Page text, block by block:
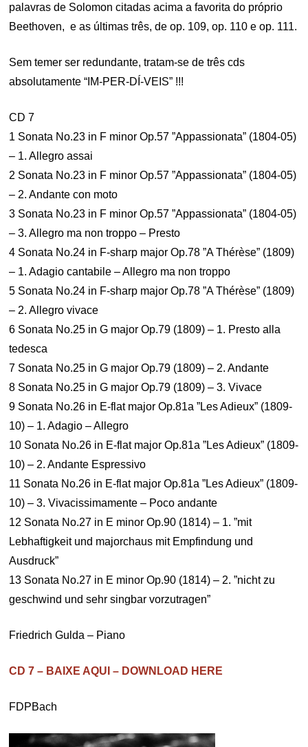
palavras de Solomon citadas acima a favorita do próprio
Beethoven, e as últimas três, de op. 109, op. 110 e op. 111.
Sem temer ser redundante, tratam-se de três cds
absolutamente “IM-PER-DÍ-VEIS” !!!
CD 7
1 Sonata No.23 in F minor Op.57 ”Appassionata” (1804-05)
– 1. Allegro assai
2 Sonata No.23 in F minor Op.57 ”Appassionata” (1804-05)
– 2. Andante con moto
3 Sonata No.23 in F minor Op.57 ”Appassionata” (1804-05)
– 3. Allegro ma non troppo – Presto
4 Sonata No.24 in F-sharp major Op.78 ”A Thérèse” (1809)
– 1. Adagio cantabile – Allegro ma non troppo
5 Sonata No.24 in F-sharp major Op.78 ”A Thérèse” (1809)
– 2. Allegro vivace
6 Sonata No.25 in G major Op.79 (1809) – 1. Presto alla
tedesca
7 Sonata No.25 in G major Op.79 (1809) – 2. Andante
8 Sonata No.25 in G major Op.79 (1809) – 3. Vivace
9 Sonata No.26 in E-flat major Op.81a ”Les Adieux” (1809-
10) – 1. Adagio – Allegro
10 Sonata No.26 in E-flat major Op.81a ”Les Adieux” (1809-
10) – 2. Andante Espressivo
11 Sonata No.26 in E-flat major Op.81a ”Les Adieux” (1809-
10) – 3. Vivacissimamente – Poco andante
12 Sonata No.27 in E minor Op.90 (1814) – 1. ”mit
Lebhaftigkeit und majorchaus mit Empfindung und
Ausdruck”
13 Sonata No.27 in E minor Op.90 (1814) – 2. ”nicht zu
geschwind und sehr singbar vorzutragen”
Friedrich Gulda – Piano
CD 7 – BAIXE AQUI – DOWNLOAD HERE
FDPBach